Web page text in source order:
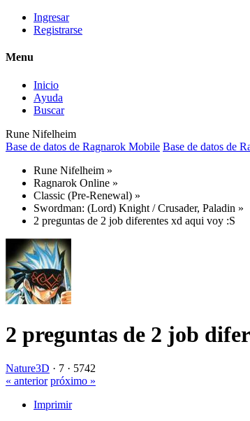
Ingresar
Registrarse
Menu
Inicio
Ayuda
Buscar
Rune Nifelheim
Base de datos de Ragnarok Mobile Base de datos de
Rune Nifelheim »
Ragnarok Online »
Classic (Pre-Renewal) »
Swordman: (Lord) Knight / Crusader, Paladin »
2 preguntas de 2 job diferentes xd aqui voy :S
2 preguntas de 2 job
Nature3D · 7 · 5742
« anterior próximo »
Imprimir